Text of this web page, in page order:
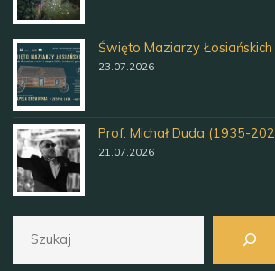
Święto Maziarzy
23.07.2026
Prof. Michał Duda (1935-
21.07.2026